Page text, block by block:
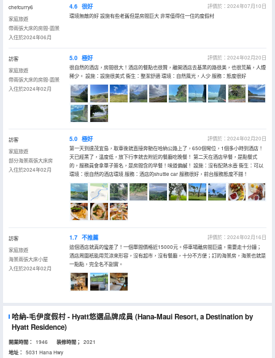
chefcurry6
家庭旅遊
帶兩張大床的房間-園景
入住於2024年06月
4.6 很好
評價於：2024年07月10日
環境無敵的好 設施有些老舊但是房間巨大 非常值得住一住的度假村
訪客
家庭旅遊
帶兩張大床的房間-園景
入住於2024年02月
5.0 極好
評價於：2024年02月20日
很自然的酒店，房間很大！酒店的餐點也很贊，離開酒店去基黑的路很美，也很荒蕪，人煙
稀少。 設施：設施很美式 衞生：整潔舒適 環境：自然風光，人少 服務：態度很好
訪客
家庭旅遊
部分海景兩張大床房
入住於2024年02月
5.0 極好
評價於：2024年02月20日
第一天到達茂宜島，取車後就直接奔馳在哈納公路上了，650個彎位，1個多小時到酒店！
天已經黑了，温度低，放下行李就去附近的餐廳吃晚餐！ 第二天在酒店早餐，是點餐式
的，服務員會拿單子簽名，是房間含的早餐！味道偏鹹！ 設施：沒有配熱水壺 衞生：可以
環境：很自然的酒店環境 服務：酒店的shuttle car 服務很好，前台服務態度不錯！
訪客
家庭旅遊
海景兩張大床小屋
入住於2024年02月
1.7 不推薦
評價於：2024年02月16日
這個酒店就真的蠻差了！一個單間價格近15000元。停車場離房間巨遠，需要走十分鐘；
酒店周圍衹能用荒涼來形容，沒有超市，沒有餐廳，十分不方便；訂的海景房，海景也就是
一點點，完全名不副實。
哈納-毛伊度假村 - Hyatt悠選品牌成員 (Hana-Maui Resort, a Destination by
Hyatt Residence)
開業時間： 1946 装修時間； 2021
地址：
5031 Hana Hwy